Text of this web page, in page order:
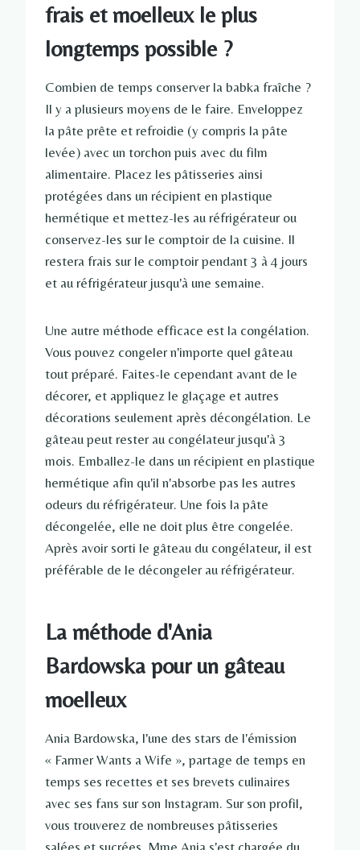
frais et moelleux le plus
longtemps possible ?
Combien de temps conserver la babka fraîche ?
Il y a plusieurs moyens de le faire. Enveloppez
la pâte prête et refroidie (y compris la pâte
levée) avec un torchon puis avec du film
alimentaire. Placez les pâtisseries ainsi
protégées dans un récipient en plastique
hermétique et mettez-les au réfrigérateur ou
conservez-les sur le comptoir de la cuisine. Il
restera frais sur le comptoir pendant 3 à 4 jours
et au réfrigérateur jusqu'à une semaine.
Une autre méthode efficace est la congélation.
Vous pouvez congeler n'importe quel gâteau
tout préparé. Faites-le cependant avant de le
décorer, et appliquez le glaçage et autres
décorations seulement après décongélation. Le
gâteau peut rester au congélateur jusqu'à 3
mois. Emballez-le dans un récipient en plastique
hermétique afin qu'il n'absorbe pas les autres
odeurs du réfrigérateur. Une fois la pâte
décongelée, elle ne doit plus être congelée.
Après avoir sorti le gâteau du congélateur, il est
préférable de le décongeler au réfrigérateur.
La méthode d'Ania
Bardowska pour un gâteau
moelleux
Ania Bardowska, l'une des stars de l'émission
« Farmer Wants a Wife », partage de temps en
temps ses recettes et ses brevets culinaires
avec ses fans sur son Instagram. Sur son profil,
vous trouverez de nombreuses pâtisseries